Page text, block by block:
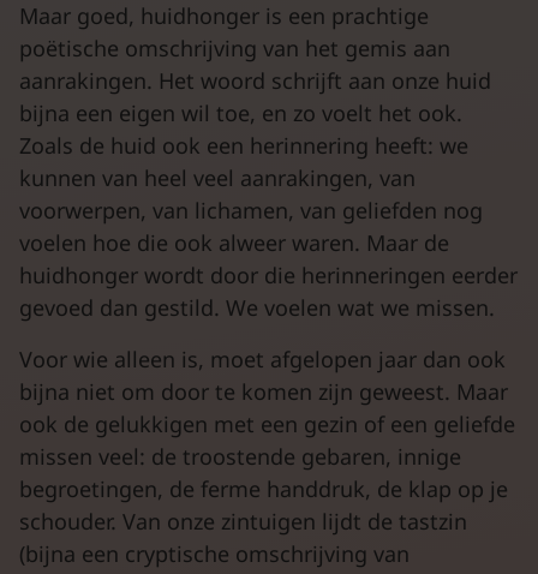
Maar goed, huidhonger is een prachtige
poëtische omschrijving van het gemis aan
aanrakingen. Het woord schrijft aan onze huid
bijna een eigen wil toe, en zo voelt het ook.
Zoals de huid ook een herinnering heeft: we
kunnen van heel veel aanrakingen, van
voorwerpen, van lichamen, van geliefden nog
voelen hoe die ook alweer waren. Maar de
huidhonger wordt door die herinneringen eerder
gevoed dan gestild. We voelen wat we missen.
Voor wie alleen is, moet afgelopen jaar dan ook
bijna niet om door te komen zijn geweest. Maar
ook de gelukkigen met een gezin of een geliefde
missen veel: de troostende gebaren, innige
begroetingen, de ferme handdruk, de klap op je
schouder. Van onze zintuigen lijdt de tastzin
(bijna een cryptische omschrijving van